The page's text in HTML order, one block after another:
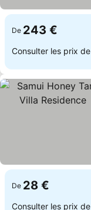
De 243 €
Consulter les prix de
De 28 €
Consulter les prix de